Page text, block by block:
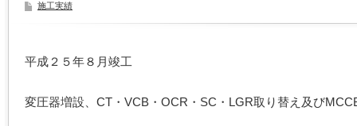
施工実績
平成２５年８月竣工
変圧器増設、CT・VCB・OCR・SC・LGR取り替え及び